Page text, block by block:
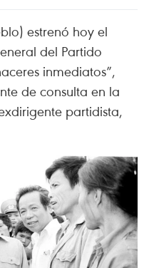
estrenó hoy el
del Partido
inmediatos”,
de consulta en la
partidista,